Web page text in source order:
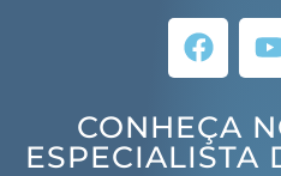
CONHEÇA
ESPECIALISTA